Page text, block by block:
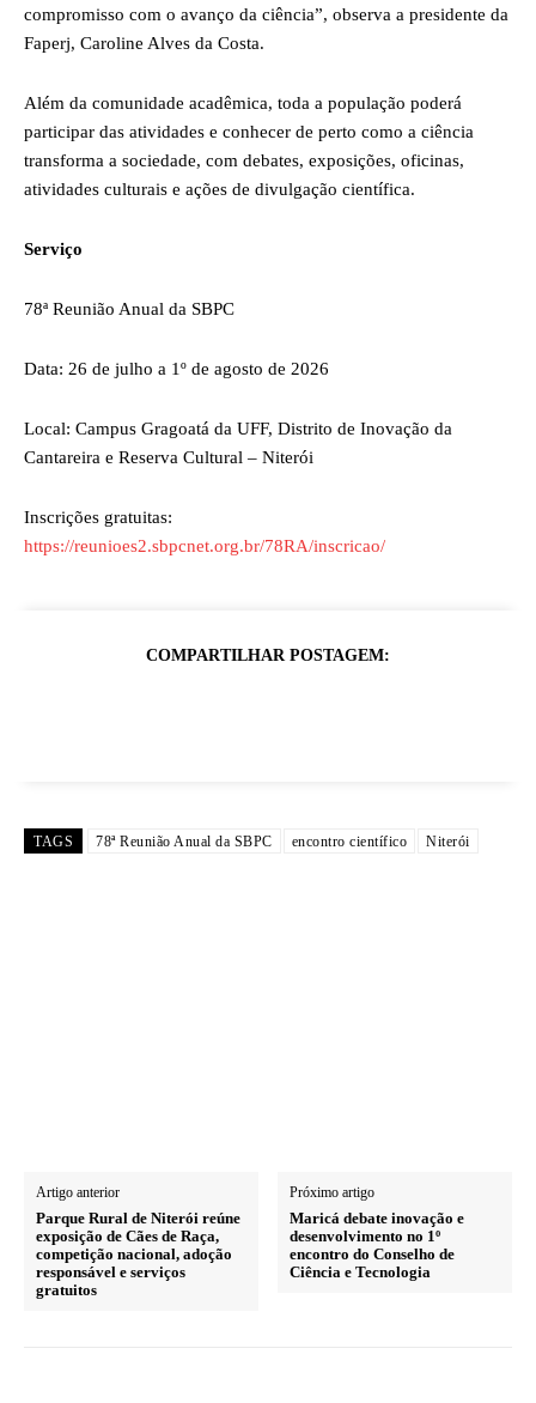
compromisso com o avanço da ciência”, observa a presidente da
Faperj, Caroline Alves da Costa.
Além da comunidade acadêmica, toda a população poderá
participar das atividades e conhecer de perto como a ciência
transforma a sociedade, com debates, exposições, oficinas,
atividades culturais e ações de divulgação científica.
Serviço
78ª Reunião Anual da SBPC
Data: 26 de julho a 1º de agosto de 2026
Local: Campus Gragoatá da UFF, Distrito de Inovação da
Cantareira e Reserva Cultural – Niterói
Inscrições gratuitas:
https://reunioes2.sbpcnet.org.br/78RA/inscricao/
COMPARTILHAR POSTAGEM:
TAGS 78ª Reunião Anual da SBPC encontro científico Niterói
Artigo anterior
Parque Rural de Niterói reúne
exposição de Cães de Raça,
competição nacional, adoção
responsável e serviços
gratuitos
Próximo artigo
Maricá debate inovação e
desenvolvimento no 1º
encontro do Conselho de
Ciência e Tecnologia